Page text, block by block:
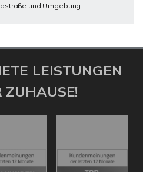
und Umgebung
LEISTUNGEN
ZUHAUSE!